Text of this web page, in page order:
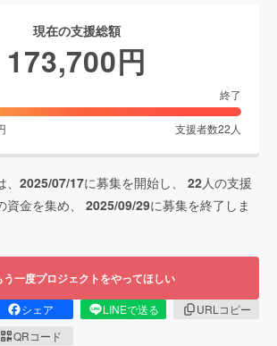
現在の支援総額
173,700円
終了
支援者数22 人
2025/07/17に募集を開始し、 22人の支援
資金を集め、 2025/09/29に募集を終了しま
う一度プロジェクトをやってほしい
シェア LINEで送る
URLコピー
QRコード